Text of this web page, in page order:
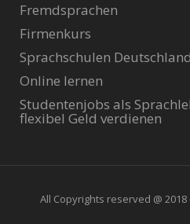
Fremdsprachen
Firmenkurs
Sprachschulen Deutschland
Online lernen
Studentenjobs als
flexibel Geld verdienen
All Copyrights reserved @